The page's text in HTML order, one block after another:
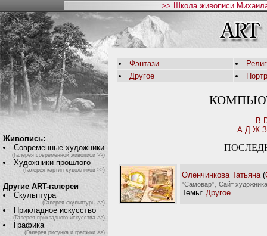
>> Школа живописи
Живопись:
Современные художники
(Галерея современной живописи >>)
Художники прошлого
(Галерея картин художников >>)
Другие ART-галереи
Скульптура
(Галерея скульптуры >>)
Прикладное искусство
(Галерея прикладного искусства >>)
Графика
(Галерея рисунка и графики >>)
Фэнтази
Другое
B
А Д Ж З
Оленчинкова Татьяна (
"Самовар" Сайт художника
Темы: Другое